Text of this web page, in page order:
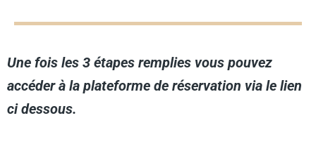
Une fois les 3 étapes remplies vous pouvez
accéder à la plateforme de réservation via le lien
ci dessous.